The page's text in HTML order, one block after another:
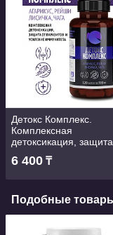
Детокс Комплекс.
Комплексная
детоксикация,
паразитов и усиление
иммунитета.
6 400 ₸
Подобные